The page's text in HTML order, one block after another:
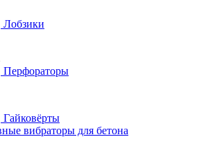
Лобзики
Перфораторы
Гайковёрты
вибраторы для бетона